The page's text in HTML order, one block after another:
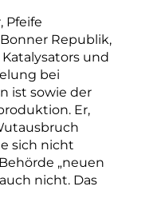
Pfeife
Republik,
und
bei
ist sowie der
Er,
sich nicht
„neuen
nicht. Das